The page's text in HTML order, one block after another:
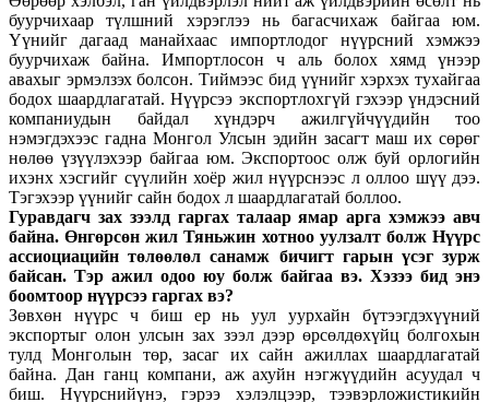
буурчихаар түлшний хэрэглээ нь багасчихаж байгаа юм.
Үүнийг дагаад манайхаас импортлодог нүүрсний хэмжээ
буурчихаж байна. Импортлосон ч аль болох хямд үнээр
авахыг эрмэлзэх болсон. Тиймээс бид үүнийг хэрхэх тухайгаа
бодох шаардлагатай. Нүүрсээ экспортлохгүй гэхээр үндэсний
компаниудын байдал хүндэрч ажилгүйчүүдийн тоо
нэмэгдэхээс гадна Монгол Улсын эдийн засагт маш их сөрөг
нөлөө үзүүлэхээр байгаа юм. Экспортоос олж буй орлогийн
ихэнх хэсгийг сүүлийн хоёр жил нүүрснээс л оллоо шүү дээ.
Тэгэхээр үүнийг сайн бодох л шаардлагатай боллоо.
Гуравдагч зах зээлд гаргах талаар ямар арга хэмжээ авч
байна. Өнгөрсөн жил Тяньжин хотноо уулзалт болж Нүүрс
ассиоциацийн төлөөлөл санамж бичигт гарын үсэг зурж
байсан. Тэр ажил одоо юу болж байгаа вэ. Хэзээ бид энэ
боомтоор нүүрсээ гаргах вэ?
Зөвхөн нүүрс ч биш ер нь уул уурхайн бүтээгдэхүүний
экспортыг олон улсын зах зээл дээр өрсөлдөхүйц болгохын
тулд Монголын төр, засаг их сайн ажиллах шаардлагатай
байна. Дан ганц компани, аж ахуйн нэгжүүдийн асуудал ч
биш. Нүүрснийүнэ, гэрээ хэлэлцээр, тээвэрложистикийн